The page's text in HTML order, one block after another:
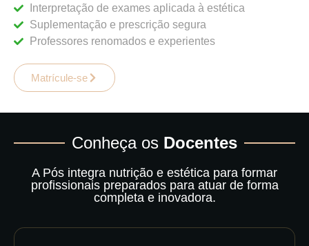
Interpretação de exames aplicada à estética
Suplementação e prescrição segura
Professores renomados e experientes
Matrícule-se
Conheça os Docentes
A Pós integra nutrição e estética para formar
profissionais preparados para atuar de forma
completa e inovadora.